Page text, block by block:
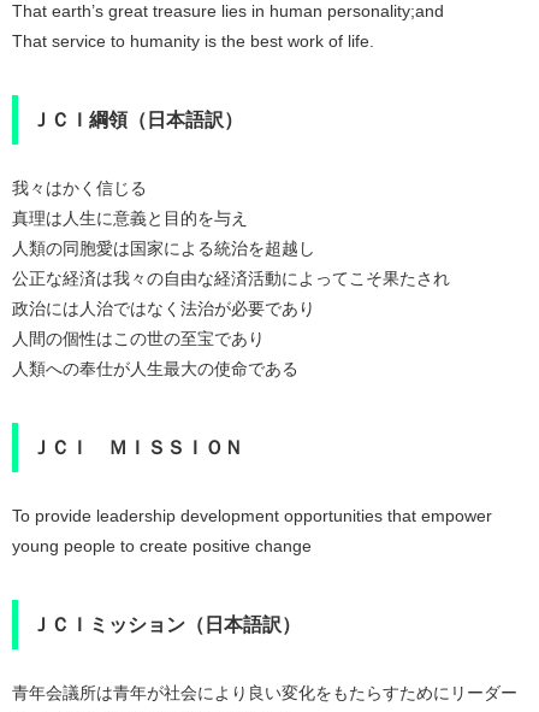
That earth’s great treasure lies in human personality;and
That service to humanity is the best work of life.
ＪＣＩ綱領（日本語訳）
我々はかく信じる
真理は人生に意義と目的を与え
人類の同胞愛は国家による統治を超越し
公正な経済は我々の自由な経済活動によってこそ果たされ
政治には人治ではなく法治が必要であり
人間の個性はこの世の至宝であり
人類への奉仕が人生最大の使命である
ＪＣＩ ＭＩＳＳＩＯＮ
To provide leadership development opportunities that empower
young people to create positive change
ＪＣＩミッション（日本語訳）
青年会議所は青年が社会により良い変化をもたらすためにリーダー